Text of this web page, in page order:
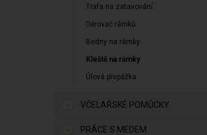
Trafa na zatavování
Děrovač rámků
Bedny na rámky
Kleště na rámky
Úlová přepážka
VČELAŘSKÉ POMŮCKY
PRÁCE S MEDEM